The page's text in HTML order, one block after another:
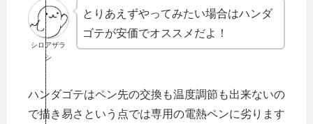
シロアザラ
シ
とりあえずやってみたい場合はハンダ
ゴテが安価でオススメだよ！
ハンダゴテはペン先の交換も温度調節も出来ないの
で描き易さという点では専用の電熱ペンに劣ります